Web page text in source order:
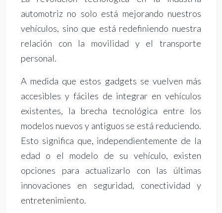
automotriz no solo está mejorando nuestros
vehículos, sino que está redefiniendo nuestra
relación con la movilidad y el transporte
personal.
A medida que estos gadgets se vuelven más
accesibles y fáciles de integrar en vehículos
existentes, la brecha tecnológica entre los
modelos nuevos y antiguos se está reduciendo.
Esto significa que, independientemente de la
edad o el modelo de su vehículo, existen
opciones para actualizarlo con las últimas
innovaciones en seguridad, conectividad y
entretenimiento.